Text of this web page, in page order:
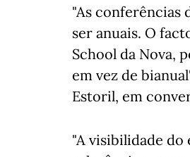
"As conferências
ser anuais. O
School da Nova,
em vez de
Estoril, em
"A visibilidade do